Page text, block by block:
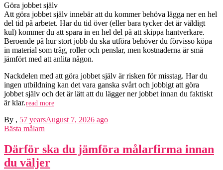
Göra jobbet själv
Att göra jobbet själv innebär att du kommer behöva lägga ner en hel
del tid på arbetet. Har du tid över (eller bara tycker det är väldigt
kul) kommer du att spara in en hel del på att skippa hantverkare.
Beroende på hur stort jobb du ska utföra behöver du förvisso köpa
in material som tråg, roller och penslar, men kostnaderna är små
jämfört med att anlita någon.
Nackdelen med att göra jobbet själv är risken för misstag. Har du
ingen utbildning kan det vara ganska svårt och jobbigt att göra
jobbet själv och det är lätt att du lägger ner jobbet innan du faktiskt
är klar.read more
By , 57 yearsAugust 7, 2026 ago
Bästa målarn
Därför ska du jämföra målarfirma innan
du väljer